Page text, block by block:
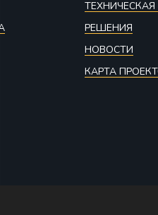
РЕШЕНИЯ
НОВОСТИ
КАРТА